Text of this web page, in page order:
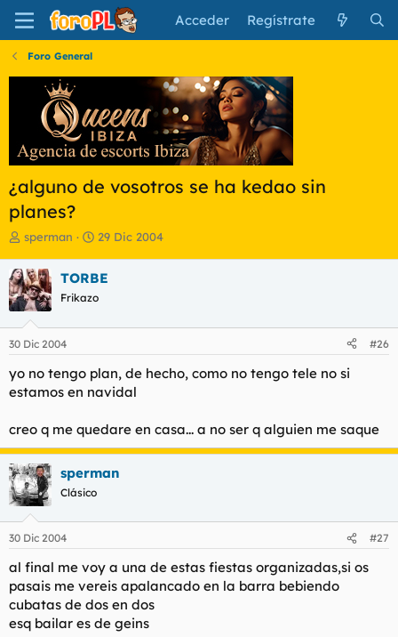
Acceder Regístrate
Foro General
¿alguno de vosotros se ha kedao sin
planes?
I
i
c
i
a
d
o
d
e
t
a
sperman
F
h
a
e
i
c
o
29 Dic 2004
TORBE
Frikazo
30 Dic 2004 #26
yo no tengo plan, de hecho, como no tengo tele no si
estamos en navidal
creo q me quedare en casa... a no ser q alguien me saque
sperman
Clásico
30 Dic 2004 #27
al final me voy a una de estas fiestas organizadas,si os
pasais me vereis apalancado en la barra bebiendo
cubatas de dos en dos
esq bailar es de geins